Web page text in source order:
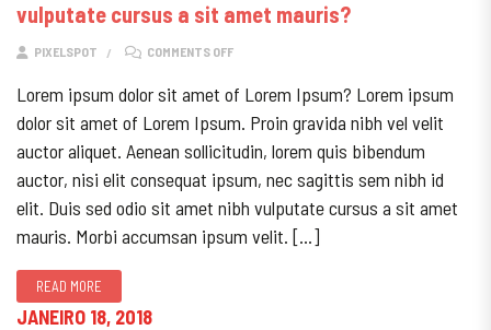
vulputate cursus a sit amet mauris?
PIXELSPOT COMMENTS OFFON SEM NIBH ID ELIT. DUIS SED ODIO SIT
Lorem ipsum dolor sit amet of Lorem Ipsum? Lorem ipsum
dolor sit amet of Lorem Ipsum. Proin gravida nibh vel velit
auctor aliquet. Aenean sollicitudin, lorem quis bibendum
auctor, nisi elit consequat ipsum, nec sagittis sem nibh id
elit. Duis sed odio sit amet nibh vulputate cursus a sit amet
mauris. Morbi accumsan ipsum velit. […]
READ MORE
JANEIRO 18, 2018